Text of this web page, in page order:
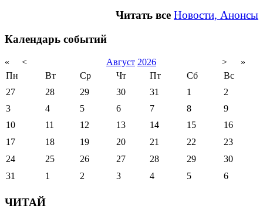
Читать все Новости, Анонсы
Календарь событий
« < Август 2026 >
»
Пн
Вт Ср Чт Пт Сб
Вс
27
28 29 30 31 1
2
3
4 5 6 7 8
9
10
11 12 13 14 15
16
17
18 19 20 21 22
23
24
25 26 27 28 29
30
31
1 2 3 4 5 6
ЧИТАЙ